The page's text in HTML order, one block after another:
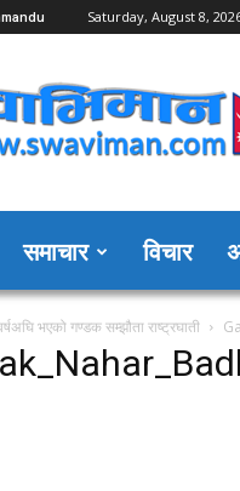
Saturday, August 8,
समाचार विचार
भएको गण्डक सम्झौता राष्ट्रघाती